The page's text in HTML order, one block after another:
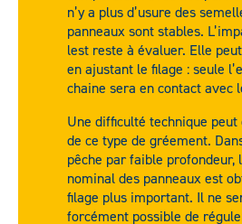
n’y a plus d’usure des
panneaux sont stables.
lest reste à évaluer. Elle
en ajustant le filage : seule
chaine sera en contact avec
Une difficulté technique peut
de ce type de gréement.
pêche par faible profondeur,
nominal des panneaux est
filage plus important. Il ne
forcément possible de